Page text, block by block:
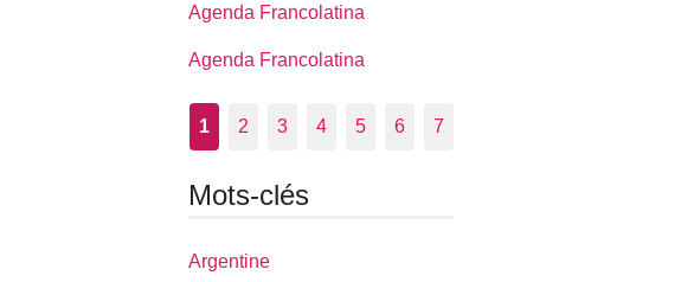
Agenda Francolatina
Agenda Francolatina
1 2 3 4 5 6 7
Mots-clés
Argentine